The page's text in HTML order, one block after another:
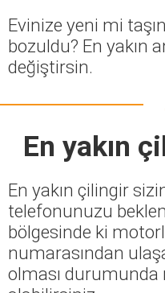
Evinize yeni mi
bozuldu? En yakın
değiştirsin.
En yakın
En yakın çilingir
telefonunuzu
bölgesinde ki
numarasından
olması durumunda